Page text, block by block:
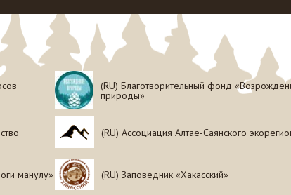
(RU) Благотворительный фонд
природы»
(RU) Ассоциация Алтае-Саянского
манулу» (RU) Заповедник «Хакасский»